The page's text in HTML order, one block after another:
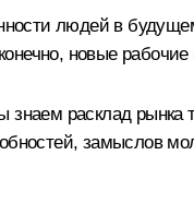
людей в
новые
расклад рынка
замыслов